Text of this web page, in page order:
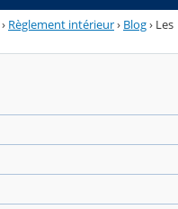
› Règlement intérieur› Blog› Les